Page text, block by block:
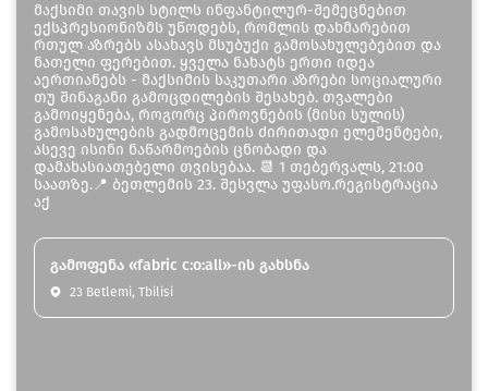
მაქსიმი თავის სტილს ინფანტილურ-შემეცნებით
ექსპრესიონიზმს უწოდებს, რომლის დახმარებით
რთულ აზრებს ასახავს მსუბუქი გამოსახულებებით და
ნათელი ფერებით. ყველა ნახატს ერთი იდეა
აერთიანებს - მაქსიმის საკუთარი აზრები სოციალური
თუ შინაგანი გამოცდილების შესახებ. თვალები
გამოიყენება, როგორც პიროვნების (მისი სულის)
გამოსახულების გადმოცემის ძირითადი ელემენტები,
ასევე ისინი ნაწარმოების ცნობადი და
დამახასიათებელი თვისებაა. 📆 1 თებერვალს, 21:00
საათზე.📍 ბეთლემის 23. შესვლა უფასო.რეგისტრაცია
აქ
გამოფენა «fabric c:o:all»-ის გახსნა
23 Betlemi, Tbilisi